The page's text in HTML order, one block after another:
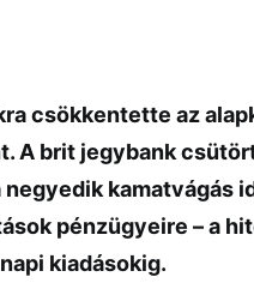
csökkentette az
A brit jegybank
kamatvágás
pénzügyeire – a
kiadásokig.